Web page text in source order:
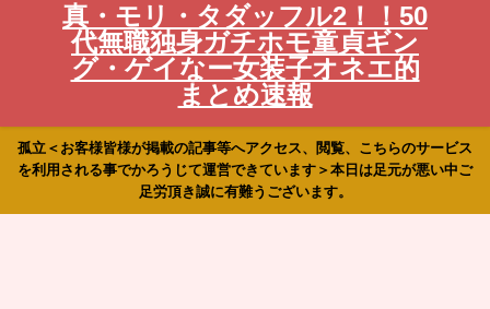
真・モリ・タダッフル2！！50
代無職独身ガチホモ童貞ギン
グ・ゲイなー女装子オネエ的
まとめ速報
孤立＜お客様皆様が掲載の記事等へアクセス、閲覧、こちらのサービス
を利用される事でかろうじて運営できています＞本日は足元が悪い中ご
足労頂き誠に有難うございます。